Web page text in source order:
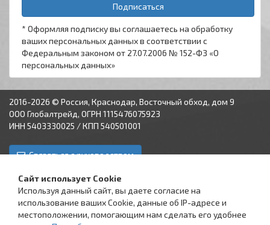
Подписаться
* Оформляя подписку вы соглашаетесь на обработку
ваших персональных данных в соответствии с
Федеральным законом от 27.07.2006 № 152-ФЗ «О
персональных данных»
2016-2026 © Россия, Краснодар, Восточный обход, дом 9
ООО Глобалтрейд, ОГРН 1115476075923
ИНН 5403330025 / КПП 540501001
Связаться с руководством
Сайт использует Cookie
Используя данный сайт, вы даете согласие на
использование ваших Cookie, данные об IP-адресе и
местоположении, помогающим нам сделать его удобнее